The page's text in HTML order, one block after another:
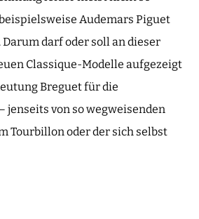
Audemars Piguet
darf oder soll an dieser
Classique-Modelle aufgezeigt
Breguet für die
jenseits von so wegweisenden
Tourbillon oder der sich selbst